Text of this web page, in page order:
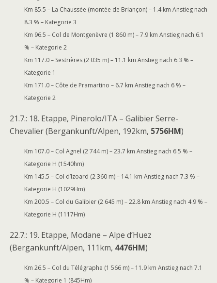
Km 85.5 – La Chaussée (montée de Briançon) – 1.4 km Anstieg nach
8.3 % – Kategorie 3
Km 96.5 – Col de Montgenèvre (1 860 m) – 7.9 km Anstieg nach 6.1
% – Kategorie 2
Km 117.0 – Sestrières (2 035 m) – 11.1 km Anstieg nach 6.3 % –
Kategorie 1
Km 171.0 – Côte de Pramartino – 6.7 km Anstieg nach 6 % –
Kategorie 2
21.7.: 18. Etappe, Pinerolo/ITA – Galibier Serre-
Chevalier (Bergankunft/Alpen, 192km, 5756HM)
Km 107.0 – Col Agnel (2 744 m) – 23.7 km Anstieg nach 6.5 % –
Kategorie H (1540hm)
Km 145.5 – Col d’Izoard (2 360 m) – 14.1 km Anstieg nach 7.3 % –
Kategorie H (1029Hm)
Km 200.5 – Col du Galibier (2 645 m) – 22.8 km Anstieg nach 4.9 % –
Kategorie H (1117Hm)
22.7.: 19. Etappe, Modane – Alpe d’Huez
(Bergankunft/Alpen, 111km, 4476HM)
Km 26.5 – Col du Télégraphe (1 566 m) – 11.9 km Anstieg nach 7.1
% – Kategorie 1 (845Hm)